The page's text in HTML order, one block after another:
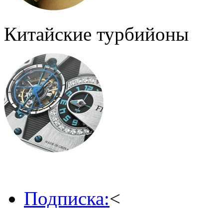
Китайские турбийоны
Подписка:<